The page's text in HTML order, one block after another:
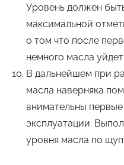
Уровень должен
максимальной
о том что после
немного масла
В дальнейшем при
масла наверняка
внимательны
эксплуатации.
уровня масла по